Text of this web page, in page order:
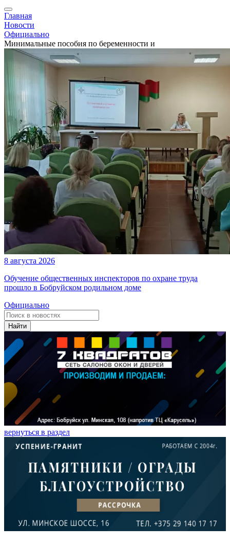
Главная
Новости
Официально
Минимальные пособия по беременности и
8 августа 2026
Обучение общественных инспекторов по охране труда
прошло в Бобруйском родильном доме
Официально
Найти
вернуться в раздел